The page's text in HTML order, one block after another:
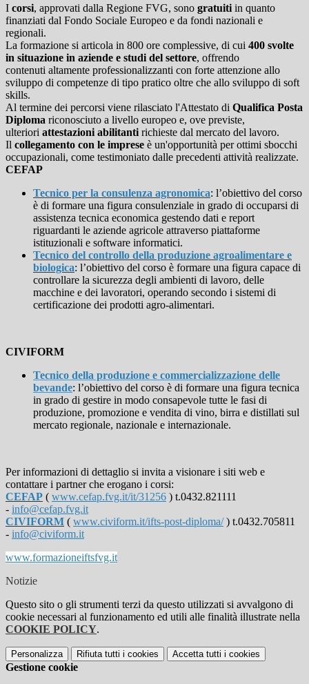
I corsi, approvati dalla Regione FVG, sono gratuiti in quanto
finanziati dal Fondo Sociale Europeo e da fondi nazionali e
regionali.
La formazione si articola in 800 ore complessive, di cui 400 svolte
in situazione in aziende e studi del settore, offrendo
contenuti altamente professionalizzanti con forte attenzione allo
sviluppo di competenze di tipo pratico oltre che allo sviluppo di soft
skills.
Al termine dei percorsi viene rilasciato l'Attestato di Qualifica Posta
Diploma riconosciuto a livello europeo e, ove previste,
ulteriori attestazioni abilitanti richieste dal mercato del lavoro.
Il collegamento con le imprese è un'opportunità per ottimi sbocchi
occupazionali, come testimoniato dalle precedenti attività realizzate.
CEFAP
Tecnico per la consulenza agronomica: l’obiettivo del corso
è di formare una figura consulenziale in grado di occuparsi di
assistenza tecnica economica gestendo dati e report
riguardanti le aziende agricole attraverso piattaforme
istituzionali e software informatici.
Tecnico del controllo della produzione agroalimentare e
biologica: l’obiettivo del corso è formare una figura capace di
controllare la sicurezza degli ambienti di lavoro, delle
macchine e dei lavoratori, operando secondo i sistemi di
certificazione dei prodotti agro-alimentari.
CIVIFORM
Tecnico della produzione e commercializzazione delle
bevande: l’obiettivo del corso è di formare una figura tecnica
in grado di gestire in modo consapevole tutte le fasi di
produzione, promozione e vendita di vino, birra e distillati sul
mercato regionale, nazionale e internazionale.
Per informazioni di dettaglio si invita a visionare i siti web e
contattare i partner che erogano i corsi:
CEFAP ( www.cefap.fvg.it/it/31256 ) t.0432.821111
- info@cefap.fvg.it
CIVIFORM ( www.civiform.it/ifts-post-diploma/) t.0432.705811
- info@civiform.it
www.formazioneiftsfvg.it
Notizie
Questo sito o gli strumenti terzi da questo utilizzati si avvalgono di
cookie necessari al funzionamento ed utili alle finalità illustrate nella
COOKIE POLICY.
Personalizza Rifiuta tutti i cookies Accetta tutti i cookies
Gestione cookie